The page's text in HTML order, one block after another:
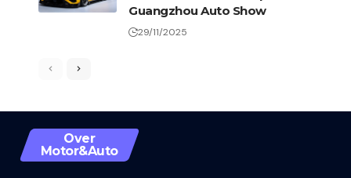
Guangzhou Auto Show
29/11/2025
Over
Motor&Auto